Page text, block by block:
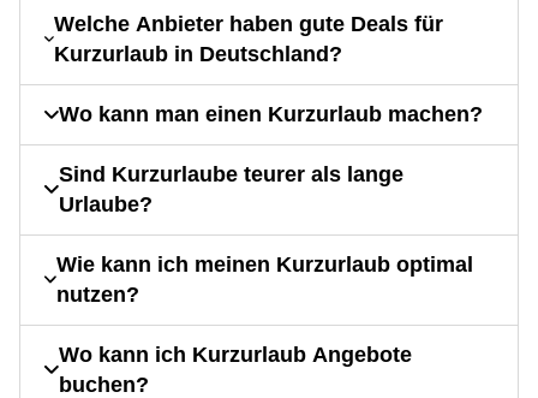
Welche Anbieter haben gute Deals für
Kurzurlaub in Deutschland?
Wo kann man einen Kurzurlaub machen?
Sind Kurzurlaube teurer als lange
Urlaube?
Wie kann ich meinen Kurzurlaub optimal
nutzen?
Wo kann ich Kurzurlaub Angebote
buchen?